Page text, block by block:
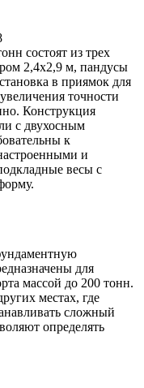
состоят из трех
2,4х2,9 м, пандусы
в приямок для
точности
Конструкция
с двухосным
к
и
весы с
для
массой до 200 тонн.
местах, где
сложный
определять